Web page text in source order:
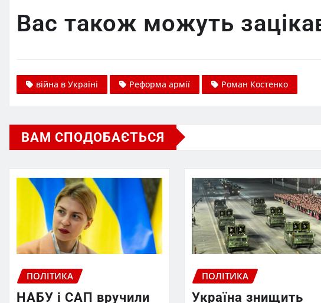
Вас також можуть
війна в Україні Реформа армії Роман Костенко
ВАМ СПОДОБАЄТЬСЯ
ПОЛІТИКА
НАБУ і САП вручили
ПОЛІТИКА
Україна знищить